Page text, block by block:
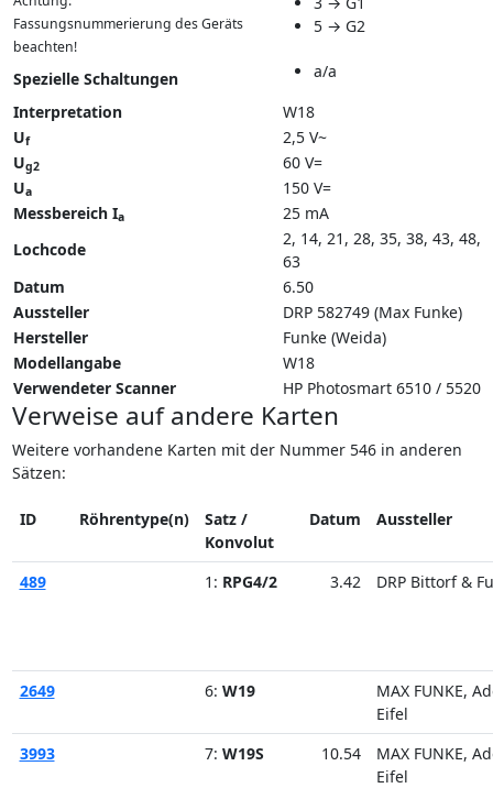
Fassungsnummerierung des Geräts
beachten!
5 → G2
Spezielle Schaltungen
a/a
Interpretation
W18
Uf
2,5 V~
Ug2
60 V=
Ua
150 V=
Messbereich Ia
25 mA
Lochcode
2, 14, 21, 28, 35, 38, 43, 48,
63
Datum
6.50
Aussteller
DRP 582749 (Max Funke)
Hersteller
Funke (Weida)
Modellangabe
W18
Verwendeter Scanner
HP Photosmart 6510 / 5520
Verweise auf andere Karten
Weitere vorhandene Karten mit der Nummer 546 in anderen
Sätzen:
ID Röhrentype(n)
Satz /
Konvolut
Datum Aussteller
489 1: RPG4/2 3.42 DRP Bittorf &
2649 6: W19
MAX FUNKE,
Eifel
3993
7: W19S 10.54
MAX FUNKE,
Eifel